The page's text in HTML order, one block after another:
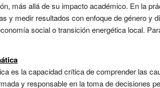
más allá de su impacto académico. En la
y medir resultados con enfoque de género y
social o transición energética local.
es la capacidad crítica de comprender las
y responsable en la toma de decisiones